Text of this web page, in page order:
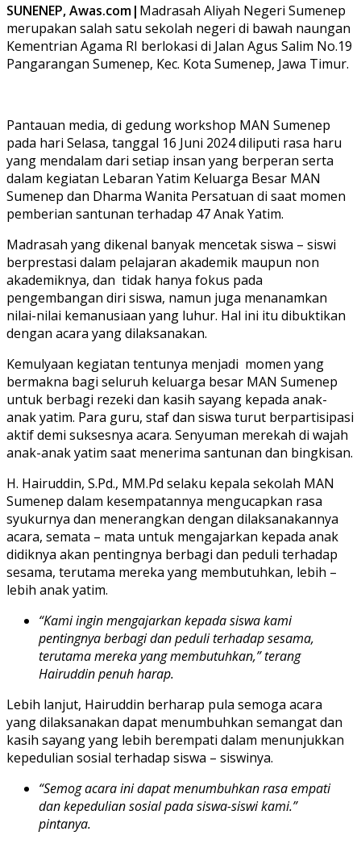
SUNENEP, Awas.com| Madrasah Aliyah Negeri Sumenep
merupakan salah satu sekolah negeri di bawah naungan
Kementrian Agama RI berlokasi di Jalan Agus Salim No.19
Pangarangan Sumenep, Kec. Kota Sumenep, Jawa Timur.
Pantauan media, di gedung workshop MAN Sumenep
pada hari Selasa, tanggal 16 Juni 2024 diliputi rasa haru
yang mendalam dari setiap insan yang berperan serta
dalam kegiatan Lebaran Yatim Keluarga Besar MAN
Sumenep dan Dharma Wanita Persatuan di saat momen
pemberian santunan terhadap 47 Anak Yatim.
Madrasah yang dikenal banyak mencetak siswa – siswi
berprestasi dalam pelajaran akademik maupun non
akademiknya, dan tidak hanya fokus pada
pengembangan diri siswa, namun juga menanamkan
nilai-nilai kemanusiaan yang luhur. Hal ini itu dibuktikan
dengan acara yang dilaksanakan.
Kemulyaan kegiatan tentunya menjadi momen yang
bermakna bagi seluruh keluarga besar MAN Sumenep
untuk berbagi rezeki dan kasih sayang kepada anak-
anak yatim. Para guru, staf dan siswa turut berpartisipasi
aktif demi suksesnya acara. Senyuman merekah di wajah
anak-anak yatim saat menerima santunan dan bingkisan.
H. Hairuddin, S.Pd., MM.Pd selaku kepala sekolah MAN
Sumenep dalam kesempatannya mengucapkan rasa
syukurnya dan menerangkan dengan dilaksanakannya
acara, semata – mata untuk mengajarkan kepada anak
didiknya akan pentingnya berbagi dan peduli terhadap
sesama, terutama mereka yang membutuhkan, lebih –
lebih anak yatim.
“Kami ingin mengajarkan kepada siswa kami
pentingnya berbagi dan peduli terhadap sesama,
terutama mereka yang membutuhkan,” terang
Hairuddin penuh harap.
Lebih lanjut, Hairuddin berharap pula semoga acara
yang dilaksanakan dapat menumbuhkan semangat dan
kasih sayang yang lebih berempati dalam menunjukkan
kepedulian sosial terhadap siswa – siswinya.
“Semog acara ini dapat menumbuhkan rasa empati
dan kepedulian sosial pada siswa-siswi kami.”
pintanya.